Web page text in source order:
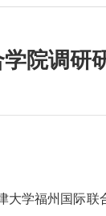
院调研
学福州国际